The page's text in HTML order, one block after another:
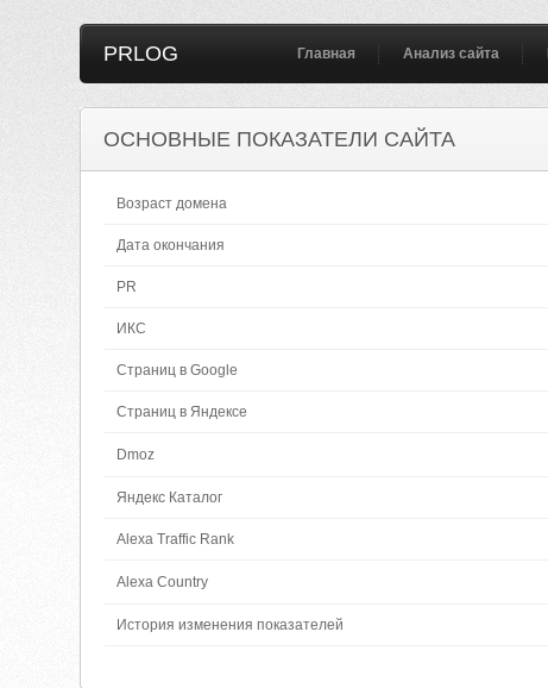
PRLOG Главная Анализ сайта
ОСНОВНЫЕ ПОКАЗАТЕЛИ САЙТА
Возраст домена
Дата окончания
PR
ИКС
Страниц в Google
Страниц в Яндексе
Dmoz
Яндекс Каталог
Alexa Traffic Rank
Alexa Country
История изменения показателей